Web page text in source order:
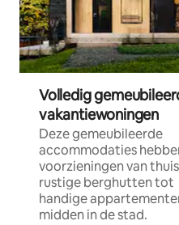
Volledig
vakantiewoningen
Deze gemeubileerde
accommodaties
voorzieningen van
rustige berghutten tot
handige
midden in de stad.